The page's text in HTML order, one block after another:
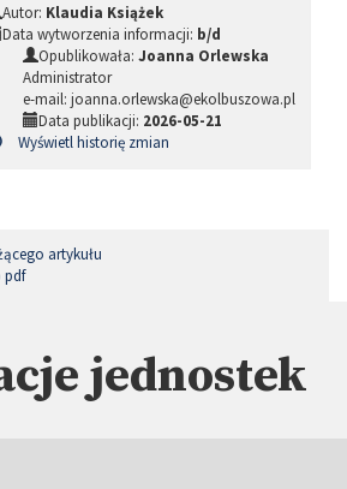
Autor: Klaudia Książek
Data wytworzenia informacji: b/d
Opublikowała: Joanna Orlewska
Administrator
e-mail: joanna.orlewska@ekolbuszowa.pl
Data publikacji: 2026-05-21
Wyświetl historię zmian
artykułu
pdf
jednostek